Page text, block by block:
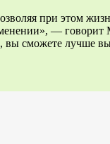
при этом
—
сможете лучше